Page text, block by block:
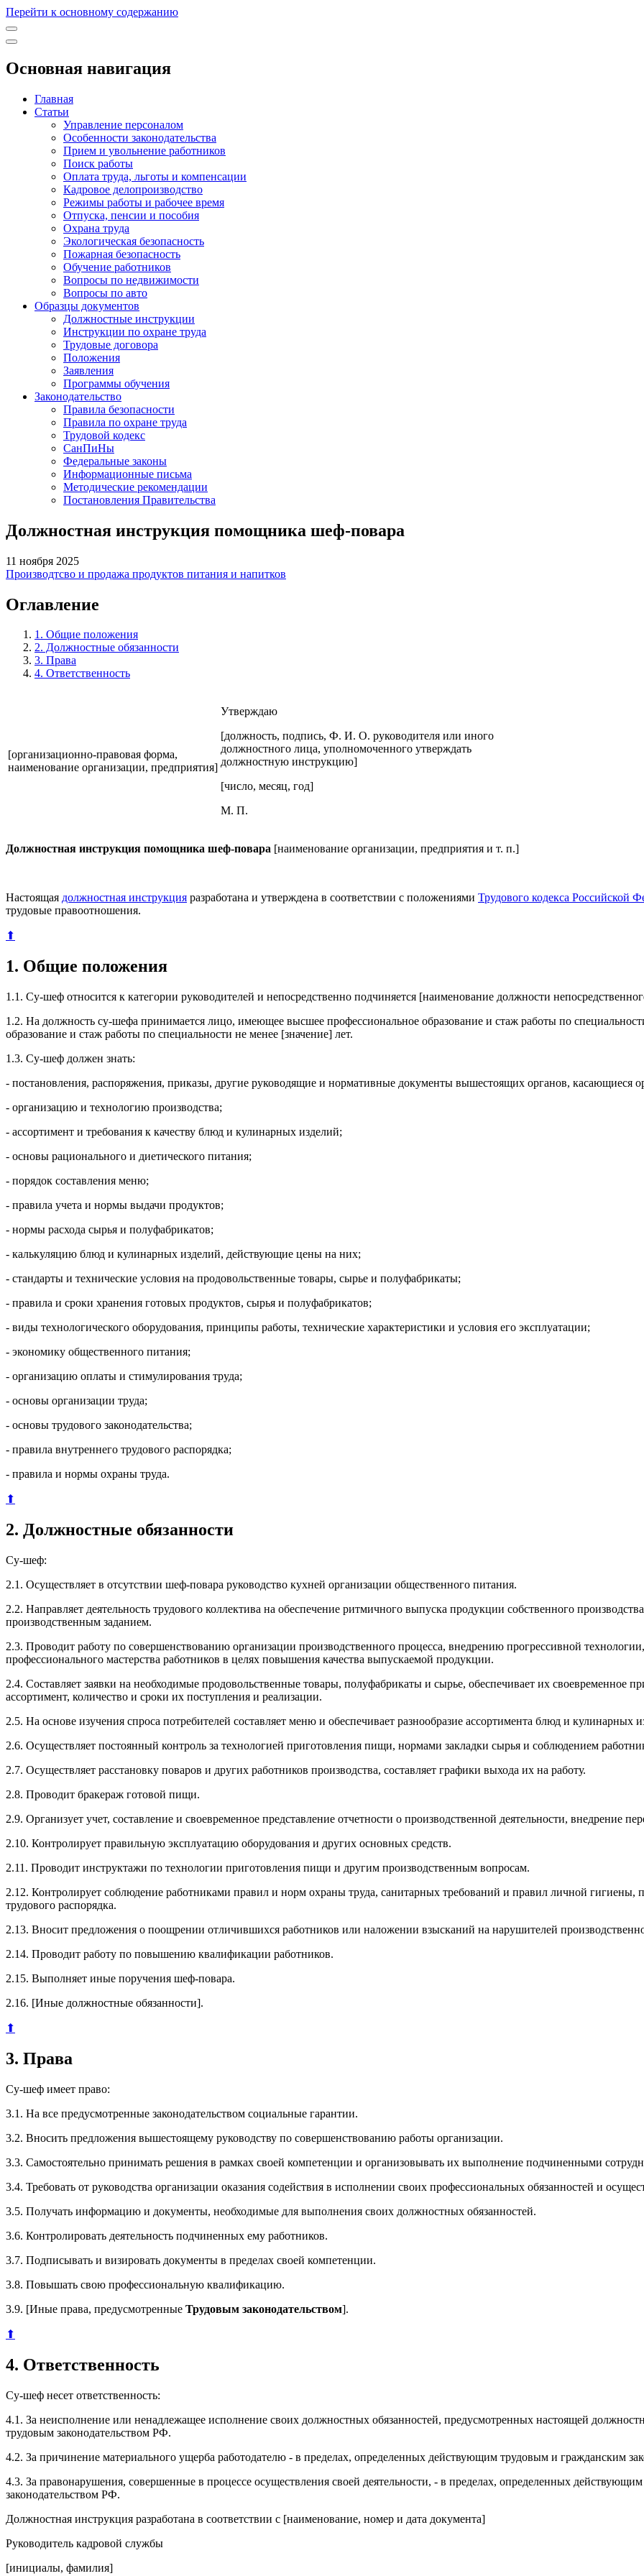
Перейти к основному содержанию
Основная навигация
Главная
Статьи
Управление персоналом
Особенности законодательства
Прием и увольнение работников
Поиск работы
Оплата труда, льготы и компенсации
Кадровое делопроизводство
Режимы работы и рабочее время
Отпуска, пенсии и пособия
Охрана труда
Экологическая безопасность
Пожарная безопасность
Обучение работников
Вопросы по недвижимости
Вопросы по авто
Образцы документов
Должностные инструкции
Инструкции по охране труда
Трудовые договора
Положения
Заявления
Программы обучения
Законодательство
Правила безопасности
Правила по охране труда
Трудовой кодекс
СанПиНы
Федеральные законы
Информационные письма
Методические рекомендации
Постановления Правительства
Должностная инструкция помощника шеф-повара
11 ноября 2025
Производтсво и продажа продуктов питания и напитков
Оглавление
1. Общие положения
2. Должностные обязанности
3. Права
4. Ответственность
[организационно-правовая форма,
наименование организации, предприятия]
Утверждаю
[должность, подпись, Ф. И. О. руководителя или иного
должностного лица, уполномоченного утверждать
должностную инструкцию]
[число, месяц, год]
М. П.
Должностная инструкция помощника шеф-повара [наименование организации, предприятия и т. п.]
Настоящая должностная инструкция разработана и утверждена в соответствии с положениями Трудового кодекса Российской
трудовые правоотношения.
⬆
1. Общие положения
1.1. Су-шеф относится к категории руководителей и непосредственно подчиняется [наименование должности
1.2. На должность су-шефа принимается лицо, имеющее высшее профессиональное образование и стаж работы по
образование и стаж работы по специальности не менее [значение] лет.
1.3. Су-шеф должен знать:
- постановления, распоряжения, приказы, другие руководящие и нормативные документы вышестоящих органов, касающиеся
- организацию и технологию производства;
- ассортимент и требования к качеству блюд и кулинарных изделий;
- основы рационального и диетического питания;
- порядок составления меню;
- правила учета и нормы выдачи продуктов;
- нормы расхода сырья и полуфабрикатов;
- калькуляцию блюд и кулинарных изделий, действующие цены на них;
- стандарты и технические условия на продовольственные товары, сырье и полуфабрикаты;
- правила и сроки хранения готовых продуктов, сырья и полуфабрикатов;
- виды технологического оборудования, принципы работы, технические характеристики и условия его эксплуатации;
- экономику общественного питания;
- организацию оплаты и стимулирования труда;
- основы организации труда;
- основы трудового законодательства;
- правила внутреннего трудового распорядка;
- правила и нормы охраны труда.
⬆
2. Должностные обязанности
Су-шеф:
2.1. Осуществляет в отсутствии шеф-повара руководство кухней организации общественного питания.
2.2. Направляет деятельность трудового коллектива на обеспечение ритмичного выпуска продукции собственного
производственным заданием.
2.3. Проводит работу по совершенствованию организации производственного процесса, внедрению прогрессивной
профессионального мастерства работников в целях повышения качества выпускаемой продукции.
2.4. Составляет заявки на необходимые продовольственные товары, полуфабрикаты и сырье, обеспечивает их своевременное
ассортимент, количество и сроки их поступления и реализации.
2.5. На основе изучения спроса потребителей составляет меню и обеспечивает разнообразие ассортимента блюд и кулинарных
2.6. Осуществляет постоянный контроль за технологией приготовления пищи, нормами закладки сырья и соблюдением
2.7. Осуществляет расстановку поваров и других работников производства, составляет графики выхода их на работу.
2.8. Проводит бракераж готовой пищи.
2.9. Организует учет, составление и своевременное представление отчетности о производственной деятельности, внедрение
2.10. Контролирует правильную эксплуатацию оборудования и других основных средств.
2.11. Проводит инструктажи по технологии приготовления пищи и другим производственным вопросам.
2.12. Контролирует соблюдение работниками правил и норм охраны труда, санитарных требований и правил личной
трудового распорядка.
2.13. Вносит предложения о поощрении отличившихся работников или наложении взысканий на нарушителей
2.14. Проводит работу по повышению квалификации работников.
2.15. Выполняет иные поручения шеф-повара.
2.16. [Иные должностные обязанности].
⬆
3. Права
Су-шеф имеет право:
3.1. На все предусмотренные законодательством социальные гарантии.
3.2. Вносить предложения вышестоящему руководству по совершенствованию работы организации.
3.3. Самостоятельно принимать решения в рамках своей компетенции и организовывать их выполнение подчиненными
3.4. Требовать от руководства организации оказания содействия в исполнении своих профессиональных обязанностей и
3.5. Получать информацию и документы, необходимые для выполнения своих должностных обязанностей.
3.6. Контролировать деятельность подчиненных ему работников.
3.7. Подписывать и визировать документы в пределах своей компетенции.
3.8. Повышать свою профессиональную квалификацию.
3.9. [Иные права, предусмотренные Трудовым законодательством].
⬆
4. Ответственность
Су-шеф несет ответственность:
4.1. За неисполнение или ненадлежащее исполнение своих должностных обязанностей, предусмотренных настоящей
трудовым законодательством РФ.
4.2. За причинение материального ущерба работодателю - в пределах, определенных действующим трудовым и гражданским
4.3. За правонарушения, совершенные в процессе осуществления своей деятельности, - в пределах, определенных
законодательством РФ.
Должностная инструкция разработана в соответствии с [наименование, номер и дата документа]
Руководитель кадровой службы
[инициалы, фамилия]